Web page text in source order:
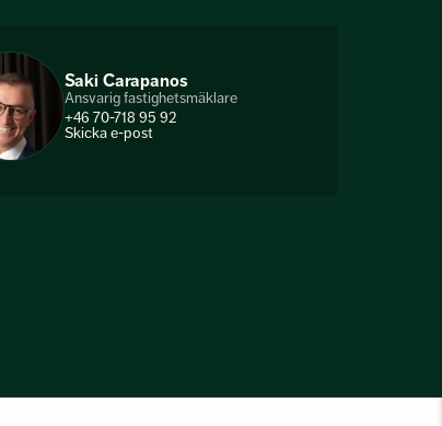
Saki Carapanos
Ansvarig fastighetsmäklare
+46 70-718 95 92
Skicka e-post